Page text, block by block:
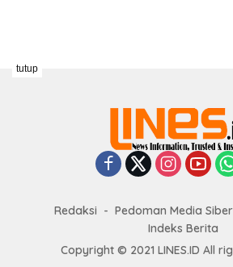
Redaksi Pedoman Media Siber
Indeks Berita
Copyright © 2021 LINES.ID All
tutup